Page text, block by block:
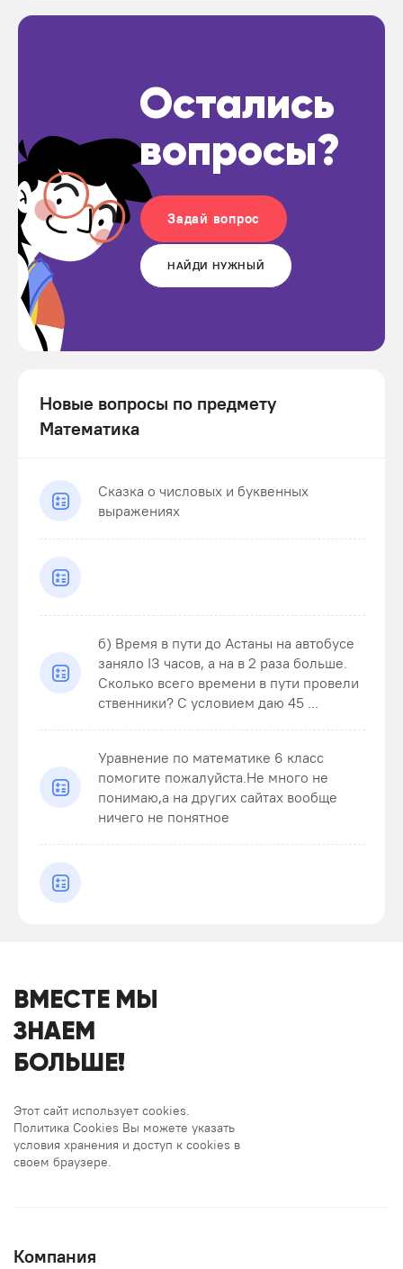
Остались
вопросы?
Задай вопрос
НАЙДИ НУЖНЫЙ
Новые вопросы по предмету
Математика
Сказка о числовых и буквенных
выражениях
б) Время в пути до Астаны на автобусе
заняло ІЗ часов, а на в 2 раза больше.
Сколько всего времени в пути провели
ственники? С условием даю 45 ...
Уравнение по математике 6 класс
помогите пожалуйста.Не много не
понимаю,а на других сайтах вообще
ничего не понятное
ВМЕСТЕ МЫ
ЗНАЕМ
БОЛЬШЕ!
Этот сайт использует cookies.
Политика Cookies Вы можете указать
условия хранения и доступ к cookies в
своем браузере.
Компания